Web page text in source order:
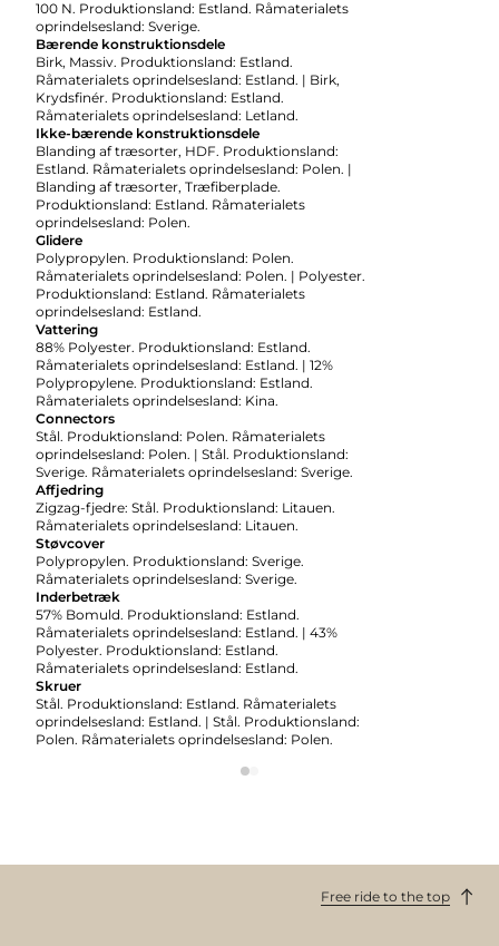
100 N. Produktionsland: Estland. Råmaterialets
oprindelsesland: Sverige.
Bærende konstruktionsdele
Birk, Massiv. Produktionsland: Estland.
Råmaterialets oprindelsesland: Estland. | Birk,
Krydsfinér. Produktionsland: Estland.
Råmaterialets oprindelsesland: Letland.
Ikke-bærende konstruktionsdele
Blanding af træsorter, HDF. Produktionsland:
Estland. Råmaterialets oprindelsesland: Polen. |
Blanding af træsorter, Træfiberplade.
Produktionsland: Estland. Råmaterialets
oprindelsesland: Polen.
Glidere
Polypropylen. Produktionsland: Polen.
Råmaterialets oprindelsesland: Polen. | Polyester.
Produktionsland: Estland. Råmaterialets
oprindelsesland: Estland.
Vattering
88% Polyester. Produktionsland: Estland.
Råmaterialets oprindelsesland: Estland. | 12%
Polypropylene. Produktionsland: Estland.
Råmaterialets oprindelsesland: Kina.
Connectors
Stål. Produktionsland: Polen. Råmaterialets
oprindelsesland: Polen. | Stål. Produktionsland:
Sverige. Råmaterialets oprindelsesland: Sverige.
Affjedring
Zigzag-fjedre: Stål. Produktionsland: Litauen.
Råmaterialets oprindelsesland: Litauen.
Støvcover
Polypropylen. Produktionsland: Sverige.
Råmaterialets oprindelsesland: Sverige.
Inderbetræk
57% Bomuld. Produktionsland: Estland.
Råmaterialets oprindelsesland: Estland. | 43%
Polyester. Produktionsland: Estland.
Råmaterialets oprindelsesland: Estland.
Skruer
Stål. Produktionsland: Estland. Råmaterialets
oprindelsesland: Estland. | Stål. Produktionsland:
Polen. Råmaterialets oprindelsesland: Polen.
Free ride to the top